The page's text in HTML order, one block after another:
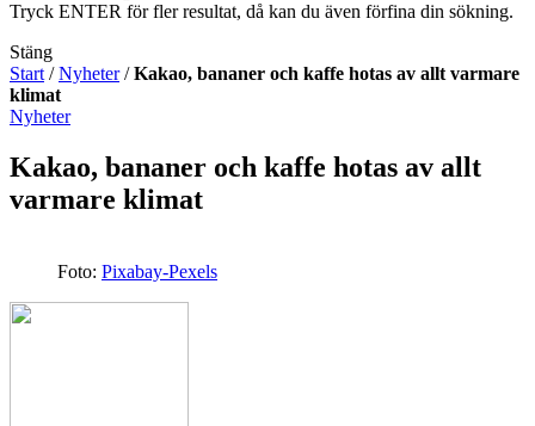
Tryck ENTER för fler resultat, då kan du även förfina din sökning.
Stäng
Start /Nyheter/Kakao, bananer och kaffe hotas av allt varmare
klimat
Nyheter
Kakao, bananer och kaffe hotas av allt
varmare klimat
Foto: Pixabay-Pexels